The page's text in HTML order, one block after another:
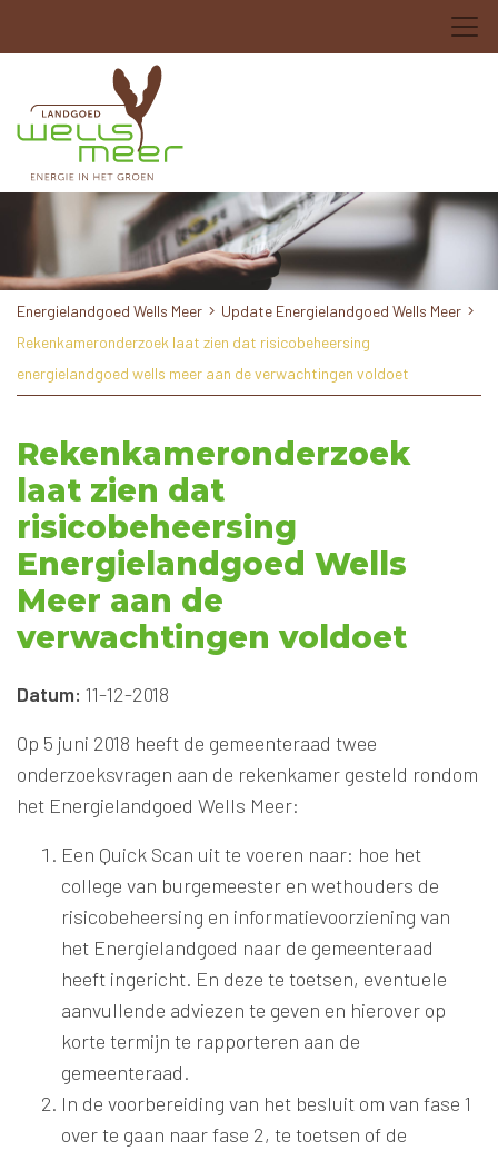
Energielandgoed Wells Meer
Update Energielandgoed Wells Meer
Rekenkameronderzoek laat zien dat risicobeheersing
energielandgoed wells meer aan de verwachtingen voldoet
Rekenkameronderzoek
laat zien dat
risicobeheersing
Energielandgoed Wells
Meer aan de
verwachtingen voldoet
Datum: 11-12-2018
Op 5 juni 2018 heeft de gemeenteraad twee
onderzoeksvragen aan de rekenkamer gesteld rondom
het Energielandgoed Wells Meer:
Een Quick Scan uit te voeren naar: hoe het
college van burgemeester en wethouders de
risicobeheersing en informatievoorziening van
het Energielandgoed naar de gemeenteraad
heeft ingericht. En deze te toetsen, eventuele
aanvullende adviezen te geven en hierover op
korte termijn te rapporteren aan de
gemeenteraad.
In de voorbereiding van het besluit om van fase 1
over te gaan naar fase 2, te toetsen of de